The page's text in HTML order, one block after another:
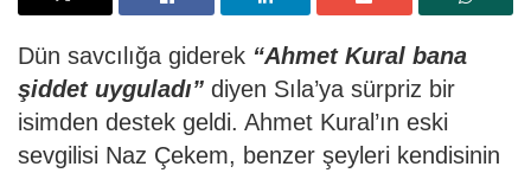
Dün savcılığa giderek “Ahmet Kural bana
şiddet uyguladı” diyen Sıla’ya sürpriz bir
isimden destek geldi. Ahmet Kural’ın eski
sevgilisi Naz Çekem, benzer şeyleri kendisinin